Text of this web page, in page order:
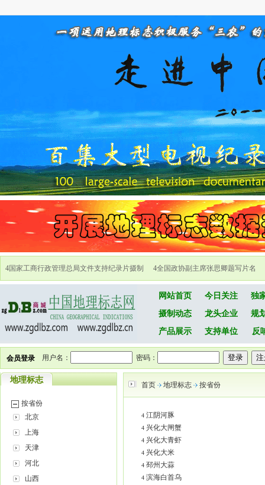
4国家工商行政管理总局文件支持纪录片摄制 4全国政协副主席张思卿题写片名
网站首页 今日关注
独
摄制动态
龙头企业
规
产品展示
支持单位 反
会员登录 用户名： 密码：
地理标志
按省份
北京
上海
天津
河北
山西
首页 地理标志 按省份
4 江阴河豚
4 兴化大闸蟹
4 兴化大青虾
4 兴化大米
4 邳州大蒜
4 滨海白首乌